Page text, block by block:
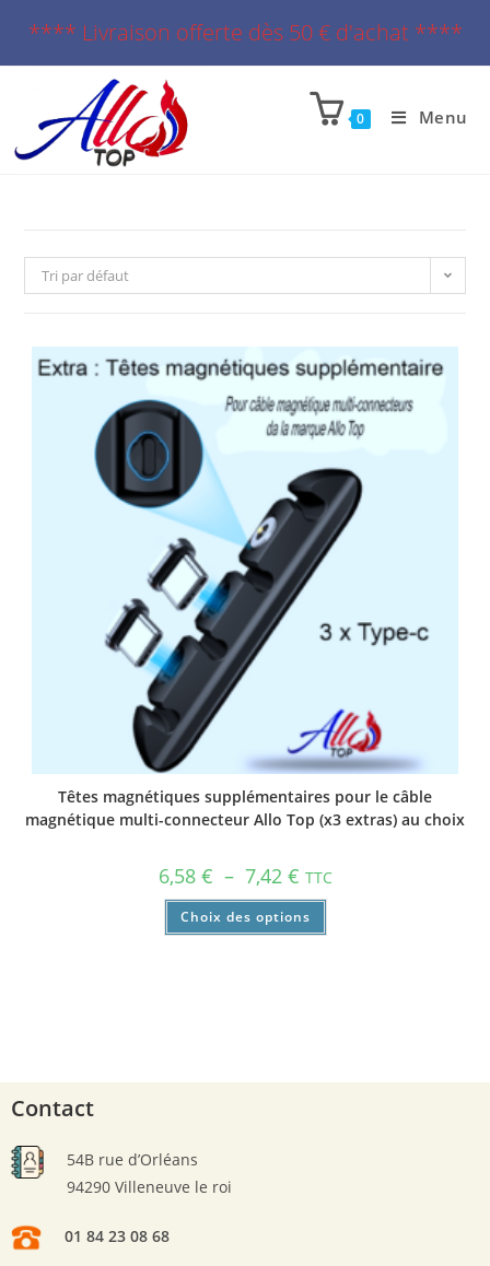
**** Livraison offerte dès 50 € d'achat ****
0 Menu
Tri par défaut
Têtes magnétiques supplémentaires pour le câble
magnétique multi-connecteur Allo Top (x3 extras) au choix
6,58 € – 7,42 € TTC
Choix des options
Contact
54B rue d’Orléans
94290 Villeneuve le roi
01 84 23 08 68